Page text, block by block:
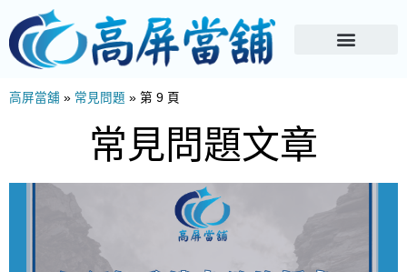
高屏當舖 » 常見問題 » 第 9 頁
常見問題文章